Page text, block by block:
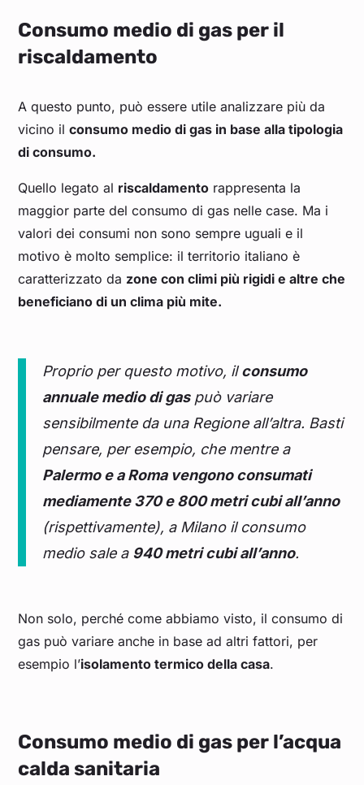
Consumo medio di gas per il
riscaldamento
A questo punto, può essere utile analizzare più da
vicino ilconsumo medio di gas in base alla tipologia
di consumo.
Quello legato al riscaldamento rappresenta la
maggior parte del consumo di gas nelle case. Ma i
valori dei consumi non sono sempre uguali e il
motivo è molto semplice: il territorio italiano è
caratterizzato da zone con climi più rigidi e altre che
beneficiano di un clima più mite.
Proprio per questo motivo, ilconsumo
annuale medio di gaspuò variare
sensibilmente da una Regione all’altra. Basti
pensare, per esempio, che mentre a
Palermo e a Roma vengono consumati
mediamente 370 e 800 metri cubi all’anno
(rispettivamente), a Milano il consumo
medio sale a 940 metri cubi all’anno.
Non solo, perché come abbiamo visto, il consumo di
gas può variare anche in base ad altri fattori, per
esempio l’isolamento termico della casa.
Consumo medio di gas per l’acqua
calda sanitaria